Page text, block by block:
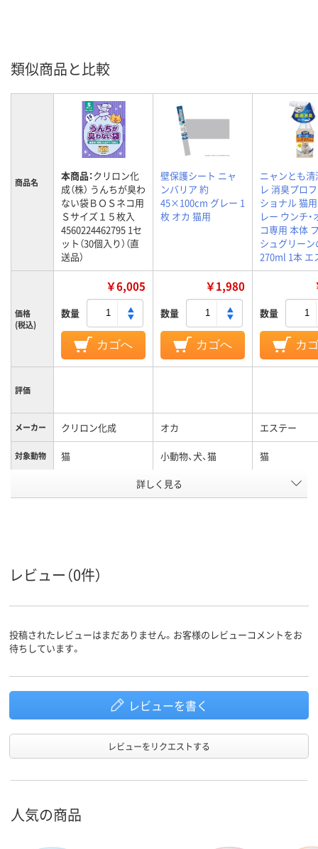
類似商品と比較
商品名 本商品：クリロン化
成（株） うんちが臭わ
ない袋ＢＯＳネコ用
Ｓサイズ１５枚入
4560224462795 1セ
ット（30個入り）（直
送品）
壁保護シート ニャ
ンバリア 約
45×100cm グレー 1
枚 オカ 猫用
ニャンとも
レ 消臭プロ
ショナル 猫
レー ウンチ・
コ専用 本体
シュグリー
270ml 1本 エ
価格
(税込)
￥6,005
数量
カゴへ
￥1,980
数量
カゴへ
数量
カ
評価
メーカー クリロン化成 オカ エステー
対象動物 猫 小動物、犬、猫 猫
詳しく見る
レビュー（0件）
投稿されたレビューはまだありません。お客様のレビューコメントをお
待ちしています。
レビューを書く
レビューをリクエストする
人気の商品